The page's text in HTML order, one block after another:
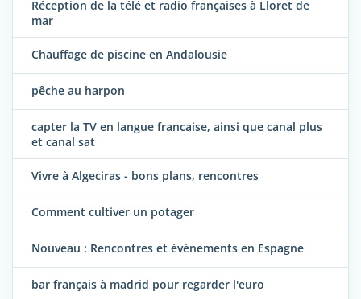
Réception de la télé et radio françaises à Lloret de
mar
Chauffage de piscine en Andalousie
pêche au harpon
capter la TV en langue francaise, ainsi que canal plus
et canal sat
Vivre à Algeciras - bons plans, rencontres
Comment cultiver un potager
Nouveau : Rencontres et événements en Espagne
bar français à madrid pour regarder l'euro